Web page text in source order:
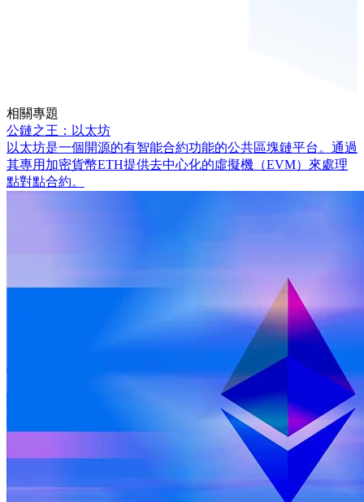
相關專題
公鏈之王：以太坊
以太坊是一個開源的有智能合約功能的公共區塊鏈平台。通過
其專用加密貨幣ETH提供去中心化的虛擬機（EVM）來處理
點對點合約。